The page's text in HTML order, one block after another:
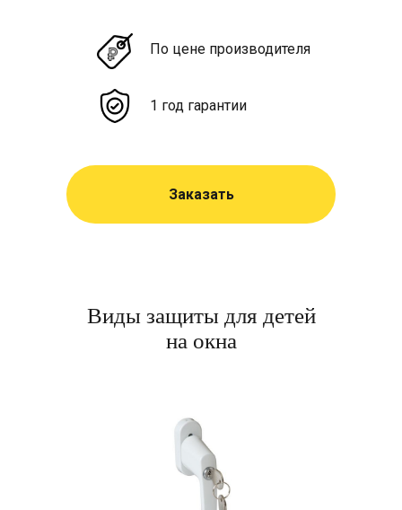
По цене производителя
1 год гарантии
Заказать
Виды защиты для детей
на окна